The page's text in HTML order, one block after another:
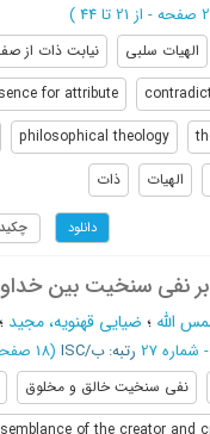
از 21 تا 44 )
الهیات سلبی نیابت ذات از
for attribute
philosophical theology
الهیات ذات
دانلود
نفی سنخیت بین
الله ؛ ضیایی قهنویه، مجید ؛
رتبه: ب/ISC (‎18 صفحه -
نفی سنخیت خالق و مخلوق